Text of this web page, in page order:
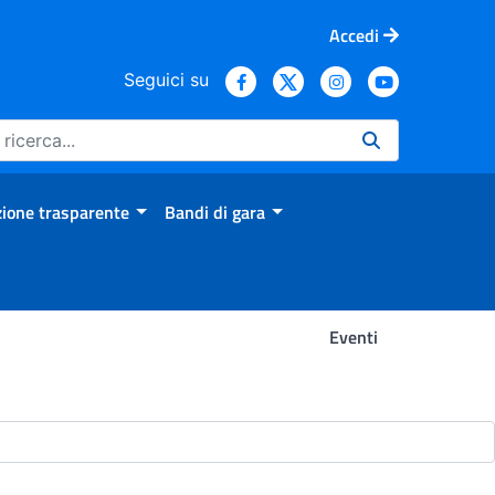
Accedi
Seguici su
trasparente Bandi di gara
Eventi